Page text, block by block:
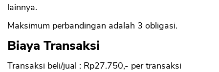
lainnya.
Maksimum perbandingan adalah 3 obligasi.
Biaya Transaksi
Transaksi beli/jual : Rp27.750,- per transaksi